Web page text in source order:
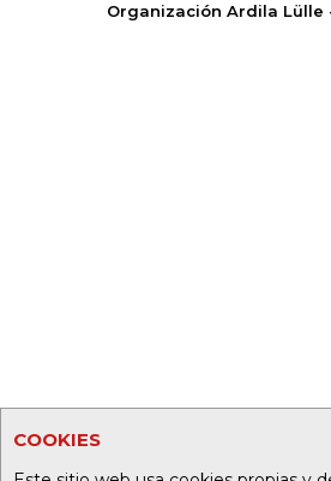
COOKIES
Organización Ardila Lülle